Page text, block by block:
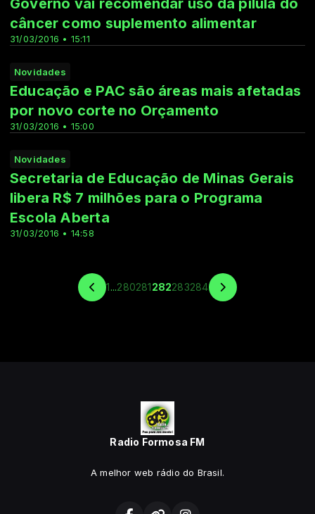
31/03/2016 • 15:11
Governo vai recomendar uso da pílula do
câncer como suplemento alimentar
Novidades
31/03/2016 • 15:00
Educação e PAC são áreas mais afetadas
por novo corte no Orçamento
Novidades
31/03/2016 • 14:58
Secretaria de Educação de Minas Gerais
libera R$ 7 milhões para o Programa
Escola Aberta
1...280281282283284
Radio Formosa FM
A melhor web rádio do Brasil.